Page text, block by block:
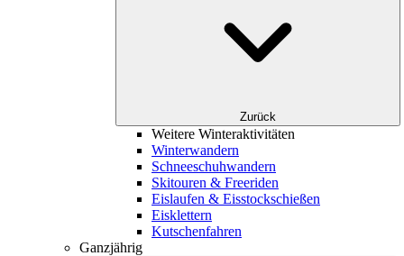
Zurück
Weitere Winteraktivitäten
Winterwandern
Schneeschuhwandern
Skitouren & Freeriden
Eislaufen & Eisstockschießen
Eisklettern
Kutschenfahren
Ganzjährig